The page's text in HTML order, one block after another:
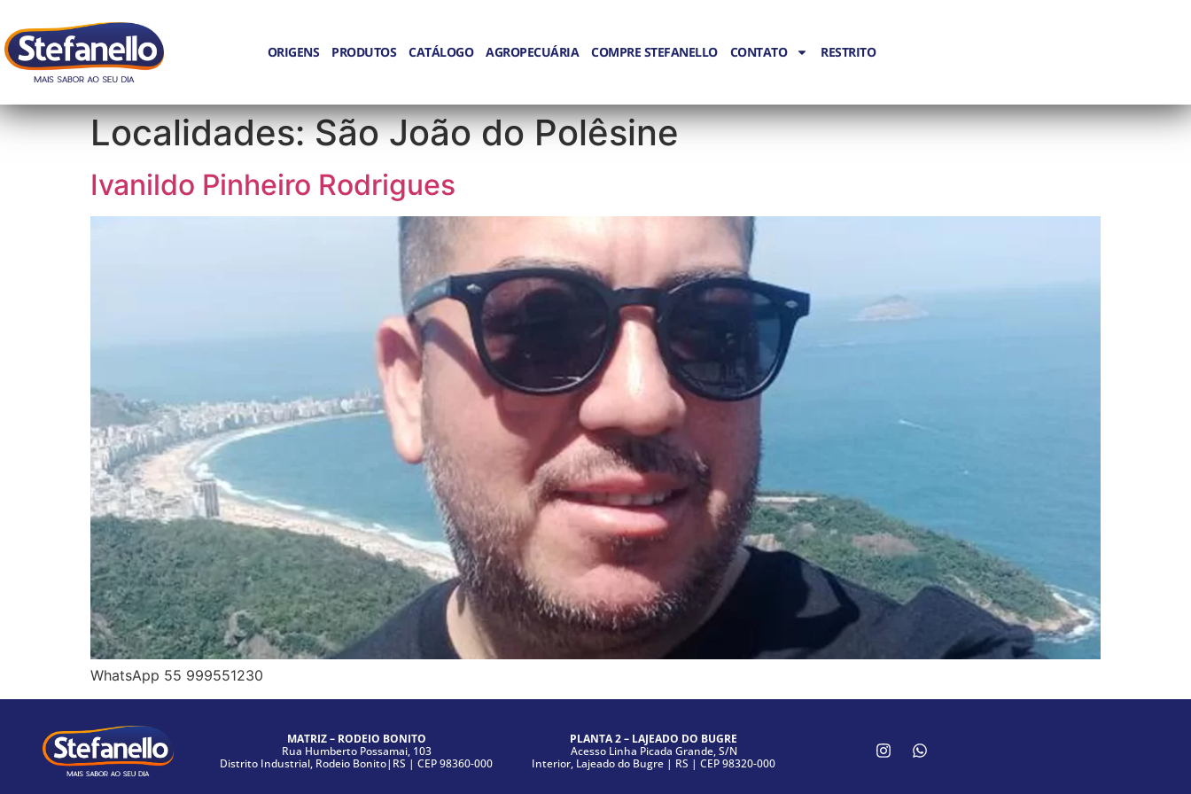
ORIGENS PRODUTOS CATÁLOGO AGROPECUÁRIA COMPRE STEFANELLO CONTATO RESTRITO
Localidades:São João do Polêsine
Ivanildo Pinheiro Rodrigues
WhatsApp 55 999551230
MATRIZ – RODEIO BONITO
Rua Humberto Possamai, 103
Distrito Industrial, Rodeio Bonito|RS | CEP 98360-000
PLANTA 2 – LAJEADO DO BUGRE
Acesso Linha Picada Grande, S/N
Interior, Lajeado do Bugre | RS | CEP 98320-000